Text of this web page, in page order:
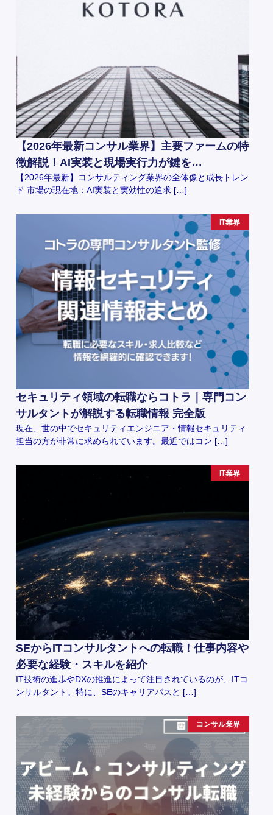
【2026年最新コンサル業界】主要ファームの特
徴解説！AI実装と現場実行力が鍵を…
【2026年最新】コンサルティング業界の全体像と成長トレン
ド 市場の現在地：AI実装と実効性の追求 […]
IT業界
セキュリティ領域の転職ならコトラ｜専門コン
サルタントが解説する転職情報 完全版
現在、世の中でセキュリティエンジニア・情報セキュリティ
担当の方が非常に求められています。最近ではコン […]
IT業界
SEからITコンサルタントへの転職！仕事内容や
必要な経験・スキルを紹介
IT技術の進歩やDXの推進によって注目されているのが、ITコ
ンサルタント。特に、SEのキャリアパスと […]
コンサル業界